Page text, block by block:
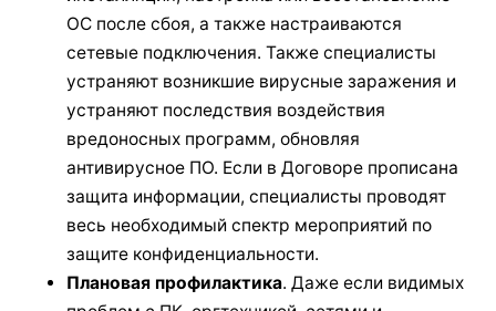
ОС после сбоя, а также настраиваются
сетевые подключения. Также специалисты
устраняют возникшие вирусные заражения и
устраняют последствия воздействия
вредоносных программ, обновляя
антивирусное ПО. Если в Договоре прописана
защита информации, специалисты проводят
весь необходимый спектр мероприятий по
защите конфиденциальности.
Плановая профилактика. Даже если видимых